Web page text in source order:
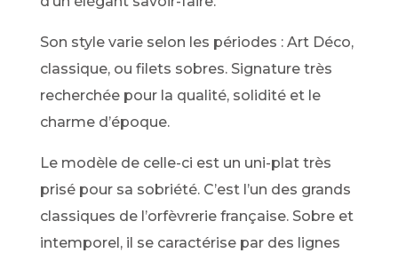
Son style varie selon les périodes : Art Déco,
classique, ou filets sobres. Signature très
recherchée pour la qualité, solidité et le
charme d’époque.
Le modèle de celle-ci est un uni-plat très
prisé pour sa sobriété. C’est l’un des grands
classiques de l’orfèvrerie française. Sobre et
intemporel, il se caractérise par des lignes